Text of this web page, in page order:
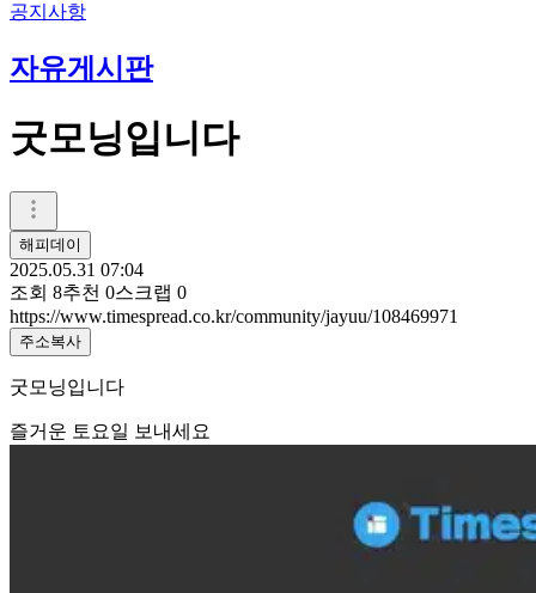
공지사항
자유게시판
굿모닝입니다
해피데이
2025.05.31 07:04
조회 8추천 0스크랩 0
https://www.timespread.co.kr/community/jayuu/108469971
주소복사
굿모닝입니다
즐거운 토요일 보내세요